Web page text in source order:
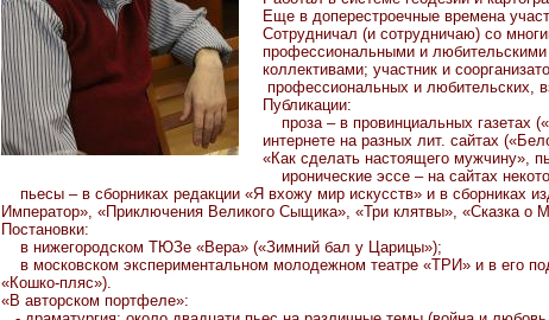
Еще в доперестроечные времена
Сотрудничал (и сотрудничаю) со
профессиональными и
коллективами; участник и
профессиональных и любительских,
Публикации:
проза – в провинциальных газетах
интернете на разных лит. сайтах
«Как сделать настоящего мужчину»,
иронические эссе – на сайтах
пьесы – в сборниках редакции «Я вхожу мир искусств» и в сборниках
Император», «Приключения Великого Сыщика», «Три клятвы», «Сказка о
Постановки:
в нижегородском ТЮЗе «Вера» («Зимний бал у Царицы»);
в московском экспериментальном молодежном театре «ТРИ» и в его
«Кошко-пляс»).
«В авторском портфеле»: